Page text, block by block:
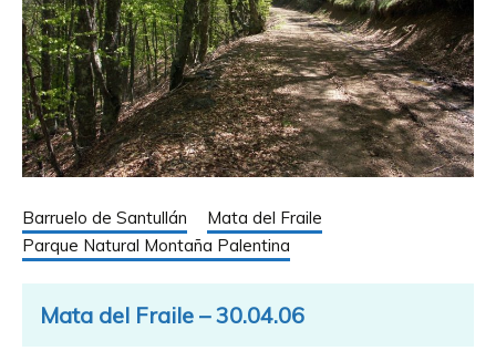
Barruelo de Santullán
Mata del Fraile
Parque Natural Montaña Palentina
Mata del Fraile – 30.04.06